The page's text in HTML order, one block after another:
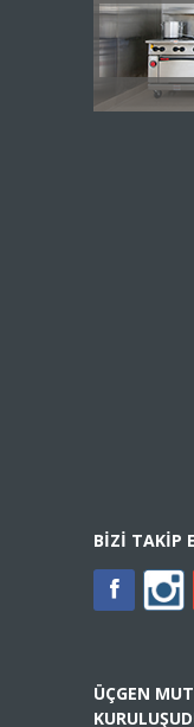
BIZI TAKIP
ÜÇGEN